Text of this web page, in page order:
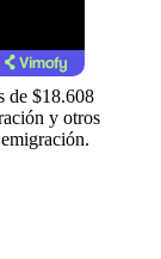
de $18.608
y otros